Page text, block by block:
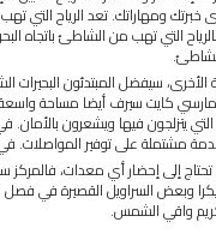
خبرتك ومهاراتك. تعد الرياح
التي تهب من الشاطئ باتجاه
الأخرى، سيفضل المبتدئون
ممارسي كايت سيرف أيضا مساحة
يتزلجون فيها ويشعرون
مشتملة على توفير المواصلات. في
تحتاج إلى إحضار أي معدات،
وبعض السراويل القصيرة في فصل
واقي الشمس.